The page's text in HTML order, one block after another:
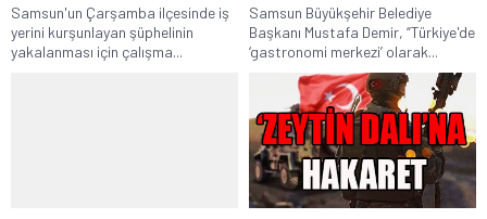
Samsun'un Çarşamba ilçesinde iş
yerini kurşunlayan şüphelinin
yakalanması için çalışma...
Samsun Büyükşehir Belediye
Başkanı Mustafa Demir, “Türkiye'de
‘gastronomi merkezi’ olarak...